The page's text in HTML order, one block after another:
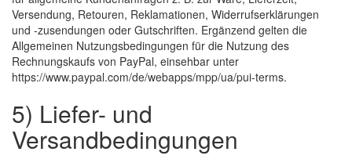
Versendung, Retouren, Reklamationen, Widerrufserklärungen
und -zusendungen oder Gutschriften. Ergänzend gelten die
Allgemeinen Nutzungsbedingungen für die Nutzung des
Rechnungskaufs von PayPal, einsehbar unter
https://www.paypal.com/de/webapps/mpp/ua/pui-terms.
5) Liefer- und
Versandbedingungen